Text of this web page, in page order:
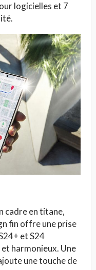
logicielles et 7
cadre en titane,
fin offre une prise
et S24
harmonieux. Une
une touche de